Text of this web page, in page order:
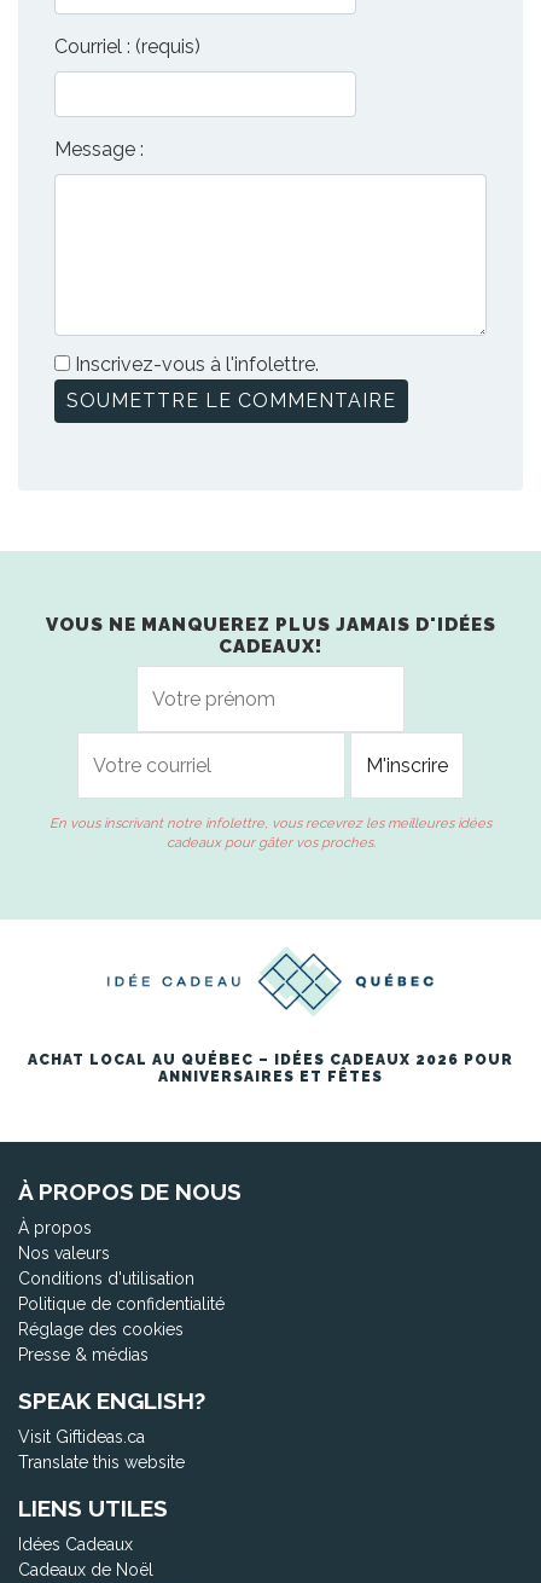
Courriel : (requis)
Message :
Inscrivez-vous à l'infolettre.
VOUS NE MANQUEREZ PLUS JAMAIS D'IDÉES
CADEAUX!
En vous inscrivant notre infolettre, vous recevrez les meilleures idées
cadeaux pour gâter vos proches.
ACHAT LOCAL AU QUÉBEC – IDÉES CADEAUX 2026 POUR
ANNIVERSAIRES ET FÊTES
À PROPOS DE NOUS
À propos
Nos valeurs
Conditions d'utilisation
Politique de confidentialité
Réglage des cookies
Presse & médias
SPEAK ENGLISH?
Visit Giftideas.ca
Translate this website
LIENS UTILES
Idées Cadeaux
Cadeaux de Noël